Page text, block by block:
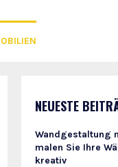
NEUESTE
Wandgestaltung
malen Sie Ihre
kreativ